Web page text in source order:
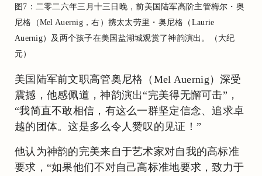
图7：二零二六年三月十三日晚，前美国陆军高阶主管梅尔・奥
尼格（Mel Auernig，右）携太太劳里・奥尼格（Laurie
Auernig）及两个孩子在美国盐湖城观赏了神韵演出。（大纪
元）
美国陆军前文职高管奥尼格（Mel Auernig）深受
震撼，他感佩道，神韵演出“完美得无懈可击”，
“我简直不敢相信，有这么一群坚定信念、追求卓
越的团体。这是多么令人赞叹的见证！”
他认为神韵的完美来自于艺术家对自我的高标准
要求，“如果他们不对自己高标准地要求，致力于